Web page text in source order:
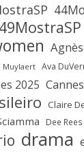
49MostraSP
Muylaert Ava
2025
Claire
Dee Rees
drama